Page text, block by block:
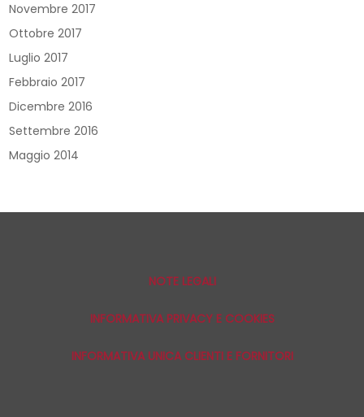
Novembre 2017
Ottobre 2017
Luglio 2017
Febbraio 2017
Dicembre 2016
Settembre 2016
Maggio 2014
NOTE LEGALI
INFORMATIVA PRIVACY E COOKIES
INFORMATIVA UNICA CLIENTI E FORNITORI